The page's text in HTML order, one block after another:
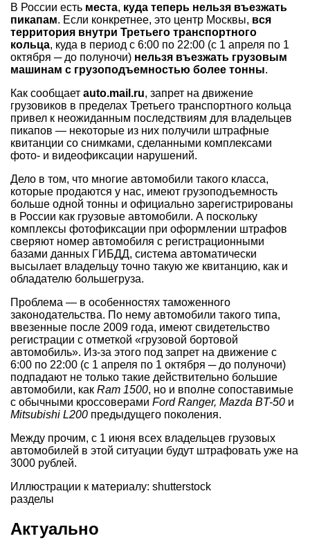
В России есть места, куда теперь нельзя въезжать
пикапам. Если конкретнее, это центр Москвы, вся
территория внутри Третьего транспортного
кольца, куда в период с 6:00 по 22:00 (с 1 апреля по 1
октября ─ до полуночи) нельзя въезжать грузовым
машинам с грузоподъемностью более тонны.
Как сообщает auto.mail.ru, запрет на движение
грузовиков в пределах Третьего транспортного кольца
привел к неожиданным последствиям для владельцев
пикапов — некоторые из них получили штрафные
квитанции со снимками, сделанными комплексами
фото- и видеофиксации нарушений.
Дело в том, что многие автомобили такого класса,
которые продаются у нас, имеют грузоподъемность
больше одной тонны и официально зарегистрированы
в России как грузовые автомобили. А поскольку
комплексы фотофиксации при оформлении штрафов
сверяют номер автомобиля с регистрационными
базами данных ГИБДД, система автоматически
высылает владельцу точно такую же квитанцию, как и
обладателю большегруза.
Проблема — в особенностях таможенного
законодательства. По нему автомобили такого типа,
ввезенные после 2009 года, имеют свидетельство
регистрации с отметкой «грузовой бортовой
автомобиль». Из-за этого под запрет на движение с
6:00 по 22:00 (с 1 апреля по 1 октября ─ до полуночи)
подпадают не только такие действительно большие
автомобили, как Ram 1500, но и вполне сопоставимые
с обычными кроссоверами Ford Ranger, Mazda BT-50 и
Mitsubishi L200 предыдущего поколения.
Между прочим, с 1 июня всех владельцев грузовых
автомобилей в этой ситуации будут штрафовать уже на
3000 рублей.
Иллюстрации к материалу: shutterstock
разделы
Актуально